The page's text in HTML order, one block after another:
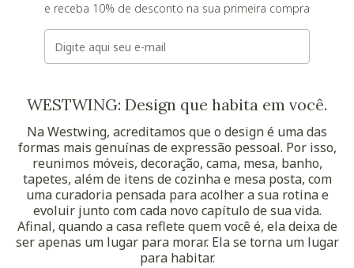
e receba 10% de desconto na sua primeira compra
E-mail
WESTWING: Design que habita em você.
Na Westwing, acreditamos que o design é uma das
formas mais genuínas de expressão pessoal. Por isso,
reunimos móveis, decoração, cama, mesa, banho,
tapetes, além de itens de cozinha e mesa posta, com
uma curadoria pensada para acolher a sua rotina e
evoluir junto com cada novo capítulo de sua vida.
Afinal, quando a casa reflete quem você é, ela deixa de
ser apenas um lugar para morar. Ela se torna um lugar
para habitar.